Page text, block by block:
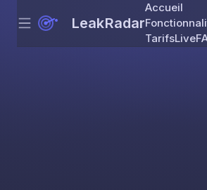
Skip to
Menu LeakRadar
Accueil
TarifsLive